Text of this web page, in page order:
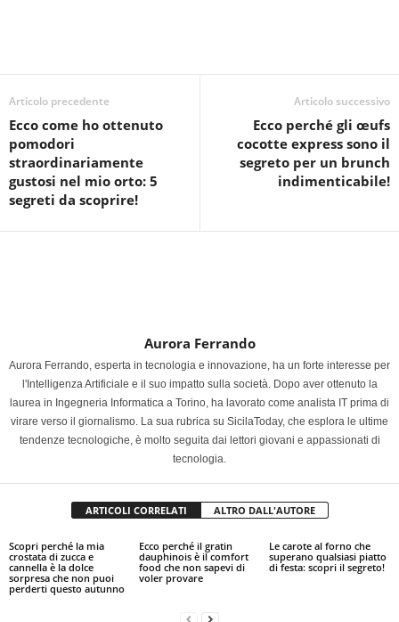
Articolo precedente
Ecco come ho ottenuto
pomodori
straordinariamente
gustosi nel mio orto: 5
segreti da scoprire!
Articolo successivo
Ecco perché gli œufs
cocotte express sono il
segreto per un brunch
indimenticabile!
Aurora Ferrando
Aurora Ferrando, esperta in tecnologia e innovazione, ha un forte interesse per
l'Intelligenza Artificiale e il suo impatto sulla società. Dopo aver ottenuto la
laurea in Ingegneria Informatica a Torino, ha lavorato come analista IT prima di
virare verso il giornalismo. La sua rubrica su SicilaToday, che esplora le ultime
tendenze tecnologiche, è molto seguita dai lettori giovani e appassionati di
tecnologia.
ARTICOLI CORRELATI ALTRO DALL'AUTORE
Scopri perché la mia
crostata di zucca e
cannella è la dolce
sorpresa che non puoi
perderti questo autunno
Ecco perché il gratin
dauphinois è il comfort
food che non sapevi di
voler provare
Le carote al forno che
superano qualsiasi piatto
di festa: scopri il segreto!